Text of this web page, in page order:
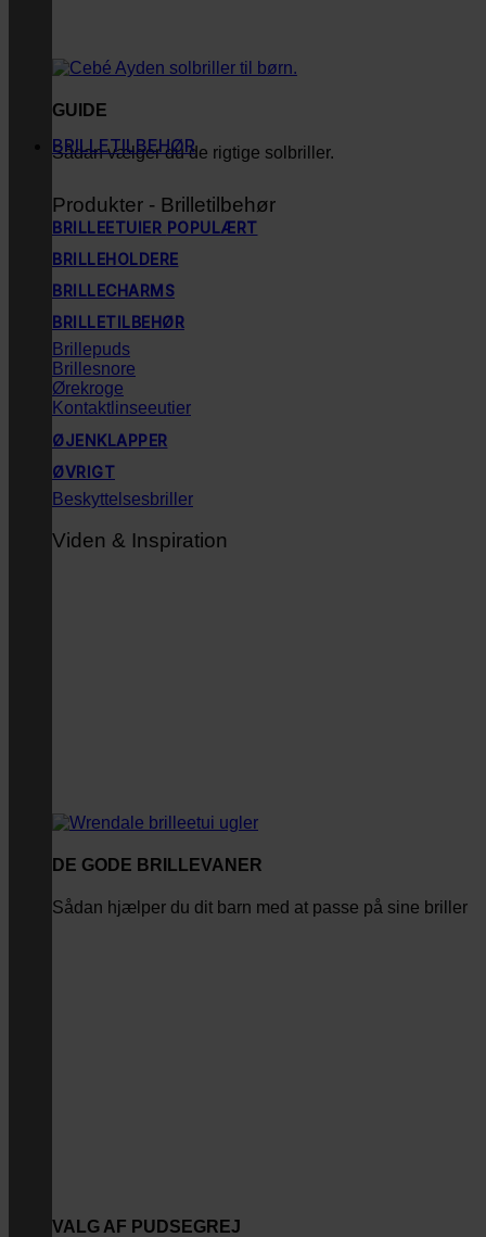
GUIDE
Sådan vælger du de rigtige solbriller.
BRILLETILBEHØR
Produkter - Brilletilbehør
BRILLEETUIER
BRILLEHOLDERE
BRILLECHARMS
BRILLETILBEHØR
Brillepuds
Brillesnore
Ørekroge
Kontaktlinseeutier
ØJENKLAPPER
ØVRIGT
Beskyttelsesbriller
Viden & Inspiration
DE GODE BRILLEVANER
Sådan hjælper du dit barn med at passe på sine briller
VALG AF PUDSEGREJ